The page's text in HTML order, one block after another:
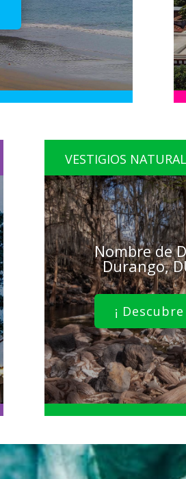
VESTIGIOS
Nombre de
Durango,
¡ Descubre